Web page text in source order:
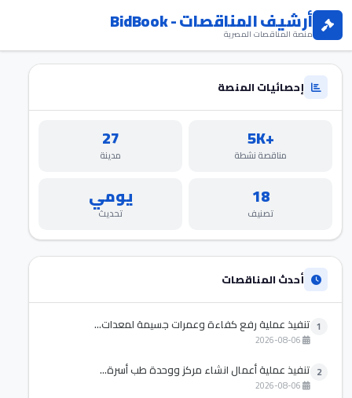
أرشيف المناقصات - BidBook
منصة المناقصات المصرية
إحصائيات المنصة
+5K
مناقصة نشطة
27
مدينة
18
تصنيف
يومي
تحديث
أحدث المناقصات
1 تنفيذ عملية رفع كفاءة وعمرات جسيمة لمعدات...
2 تنفيذ عملية أعمال انشاء مركز ووحدة طب أسرة...